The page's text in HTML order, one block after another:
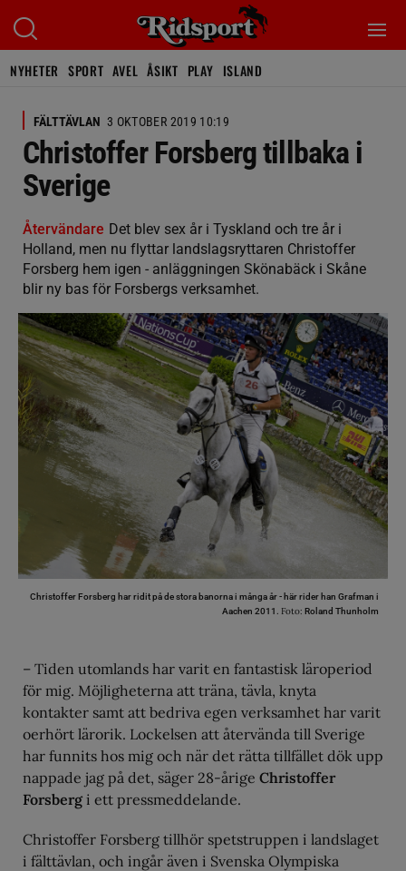
NYHETER SPORT AVEL ÅSIKT PLAY ISLAND
FÄLTTÄVLAN 3 OKTOBER 2019 10:19
Christoffer Forsberg tillbaka i
Sverige
Återvändare Det blev sex år i Tyskland och tre år i
Holland, men nu flyttar landslagsryttaren Christoffer
Forsberg hem igen - anläggningen Skönabäck i Skåne
blir ny bas för Forsbergs verksamhet.
Christoffer Forsberg har ridit på de stora banorna i många år - här rider han Grafman i
Aachen 2011. Foto: Roland Thunholm
– Tiden utomlands har varit en fantastisk läroperiod
för mig. Möjligheterna att träna, tävla, knyta
kontakter samt att bedriva egen verksamhet har varit
oerhört lärorik. Lockelsen att återvända till Sverige
har funnits hos mig och när det rätta tillfället dök upp
nappade jag på det, säger 28-årige Christoffer
Forsbergi ett pressmeddelande.
Christoffer Forsberg tillhör spetstruppen i landslaget
i fälttävlan, och ingår även i Svenska Olympiska